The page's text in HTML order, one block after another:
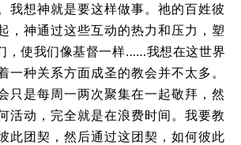
我想神就是要这样做事。祂的百姓彼
，神通过这些互动的热力和压力，塑
，使我们像基督一样……我想在这世界
一种关系方面成圣的教会并不太多。
只是每周一两次聚集在一起敬拜，然
活动，完全就是在浪费时间。我要教
此团契，然后通过这团契，如何彼此